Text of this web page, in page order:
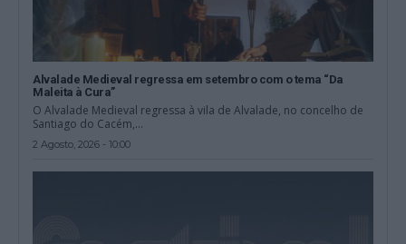
Alvalade Medieval regressa em setembro com o tema “Da
Maleita à Cura”
O Alvalade Medieval regressa à vila de Alvalade, no concelho de
Santiago do Cacém,...
2 Agosto, 2026 - 10:00